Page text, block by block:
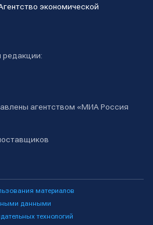
экономической
редакции:
агентством «МИА Россия
материалов
данными
технологий